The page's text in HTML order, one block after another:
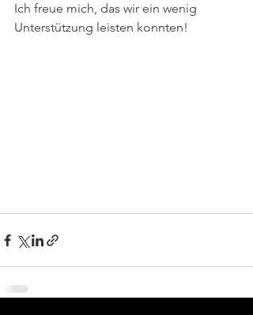
Ich freue mich, das wir ein wenig
Unterstützung leisten konnten!